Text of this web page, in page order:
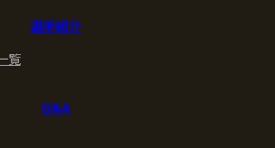
選手紹介
覧
Q&A